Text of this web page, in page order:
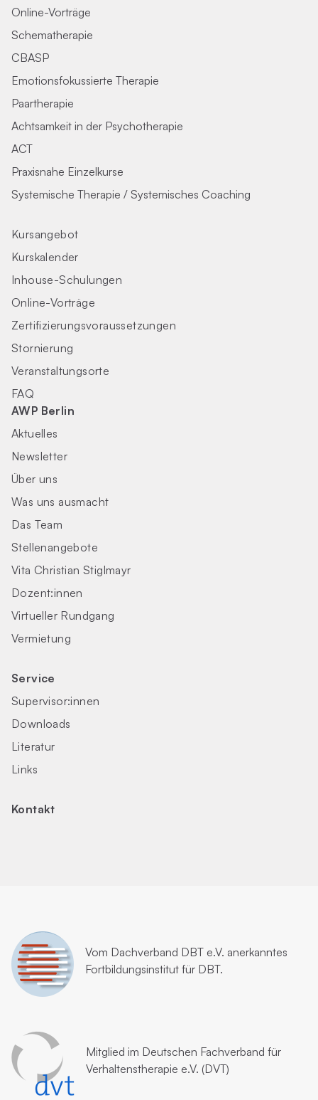
Online-Vorträge
Schematherapie
CBASP
Emotionsfokussierte Therapie
Paartherapie
Achtsamkeit in der Psychotherapie
ACT
Praxisnahe Einzelkurse
Systemische Therapie / Systemisches Coaching
Kursangebot
Kurskalender
Inhouse-Schulungen
Online-Vorträge
Zertifizierungs­voraus­setzungen
Stornierung
Veranstaltungsorte
FAQ
AWP Berlin
Aktuelles
Newsletter
Über uns
Was uns ausmacht
Das Team
Stellenangebote
Vita Christian Stiglmayr
Dozent:innen
Virtueller Rundgang
Vermietung
Service
Supervisor:innen
Downloads
Literatur
Links
Kontakt
Vom Dachverband DBT e.V. anerkanntes
Fortbildungsinstitut für DBT.
Mitglied im Deutschen Fachverband für
Verhaltenstherapie e.V. (DVT)